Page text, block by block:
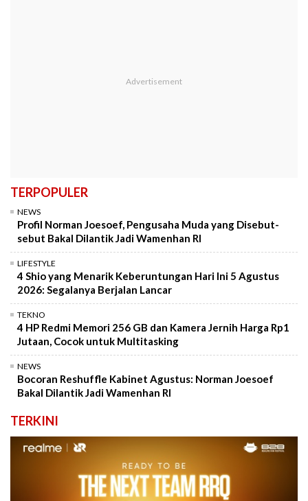
TERPOPULER
NEWS
Profil Norman Joesoef, Pengusaha Muda yang Disebut-
sebut Bakal Dilantik Jadi Wamenhan RI
LIFESTYLE
4 Shio yang Menarik Keberuntungan Hari Ini 5 Agustus
2026: Segalanya Berjalan Lancar
TEKNO
4 HP Redmi Memori 256 GB dan Kamera Jernih Harga Rp1
Jutaan, Cocok untuk Multitasking
NEWS
Bocoran Reshuffle Kabinet Agustus: Norman Joesoef
Bakal Dilantik Jadi Wamenhan RI
TERKINI